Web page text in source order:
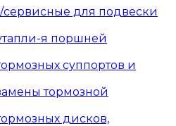
для подвески
я поршней
суппортов и
тормозной
дисков,